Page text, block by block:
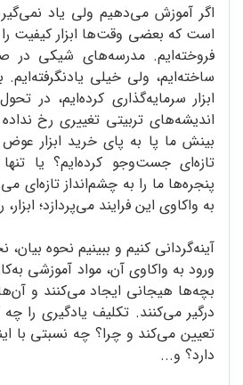
اگر آموزش می‌دهیم ولی یاد
است که بعضی وقت‌ها ابزار کیفیت
فروخته‌ایم. مدرسه‌های شیکی در
ساخته‌ایم، ولی خیلی
ابزار سرمایه‌گذاری کرده‌ایم، در
اندیشه‌های تربیتی تغییری رخ
بینش ما پا به پای خرید ابزار
تازه‌ای جست‌وجو کرده‌ایم؟ یا تنها
پنجره‌ها ما را به چشم‌انداز تازه‌ای
به واکاوی این فرایند می‌پردازد؛
آینه‌گردانی کنیم و ببینیم نحوه
ورود به واکاوی آن، مواد آموزشی
بچه‌ها هیجانی ایجاد می‌کنند و
درگیر می‌کنند. تکلیف یادگیری را
تعیین می‌کند و چرا؟ چه نسبتی با
دارد؟ و...